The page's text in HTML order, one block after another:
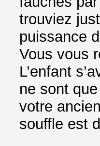
trouviez
puissance
Vous vous
L’enfant
ne sont
votre
souffle est